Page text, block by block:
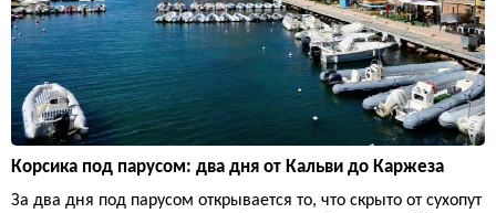
Корсика под парусом: два дня от Кальви до Каржеза
За два дня под парусом открывается то, что скрыто от сухопут